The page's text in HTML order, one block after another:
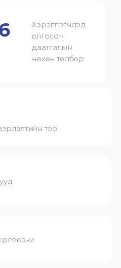
Хэрэглэгчдэд
олгосон
даатгалын
нөхөн төлбөр
тоо